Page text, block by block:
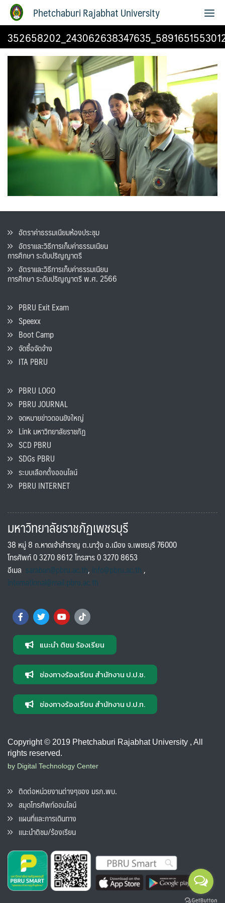
Phetchaburi Rajabhat University
อัตราค่าธรรมเนียมห้องประชุม
อัตราและวิธีการเก็บค่าธรรมเนียน
การศึกษา ระดับปริญญาตรี
อัตราและวิธีการเก็บค่าธรรมเนียน
การศึกษา ระดับปริญญาตรี พ.ศ. 2566
PBRU Exit Exam
Speexx
Boot Camp
จัดซื้อจัดจ้าง
ITA PBRU
PBRU LOGO
PBRU JOURNAL
จดหมายข่าวดอนขังใหญ่
Link มหาวิทยาลัยราชภัฏ
SCD PBRU
SDGs PBRU
ระบบเลือกตั้งออนไลน์
PBRU INTERNET
มหาวิทยาลัยราชภัฏเพชรบุรี
38 หมู่ 8 ถ.หาดเจ้าสำราญ ต.นาวุ้ง อ.เมือง จ.เพชรบุรี 76000
โทรศัพท์ 0 3270 8612 โทรสาร 0 3270 8653
อีเมล saraban@pbru.ac.th, info@pbru.ac.th,
international@mail.pbru.ac.th
แนะนำ ติชม ร้องเรียน
ช่องทางร้องเรียน สำนักงาน ป.ป.ช.
ช่องทางร้องเรียน สำนักงาน ป.ป.ท.
Copyright © 2019 Phetchaburi Rajabhat University , All
rights reserved.
by Digital Technology Center
ติดต่อหน่วยงานต่างๆของ มรภ.พบ.
สมุดโทรศัพท์ออนไลน์
แผนที่และการเดินทาง
แนะนำติชม/ร้องเรียน